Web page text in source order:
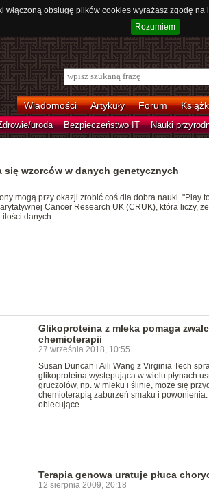
obsługę plików cookies wyrażasz zgodę
Rozumiem
Wiadomości Artykuły Forum
uroda Bezpieczeństwo IT Nauki
się wzorców w danych genetycznych
mogą przy okazji zrobić coś dla dobra nauki. "Play
Cancer Research UK (CRUK), która liczy,
ilości danych.
Glikoproteina z mleka pomaga
chemioterapii
27 września 2018, 10:55
Susan Duncan i Aili Wang z Virginia Tech
glikoproteina występująca w wielu płynach
gruczołów, np. w mleku i ślinie, może się
chemioterapią zaburzeń smaku i
obiecujące.
Terapia genowa uratuje płuca
12 sierpnia 2009, 20:18